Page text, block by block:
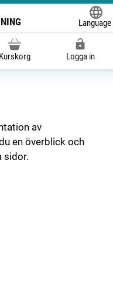
Language
Kurskorg Logga in
av
en överblick och
sidor.